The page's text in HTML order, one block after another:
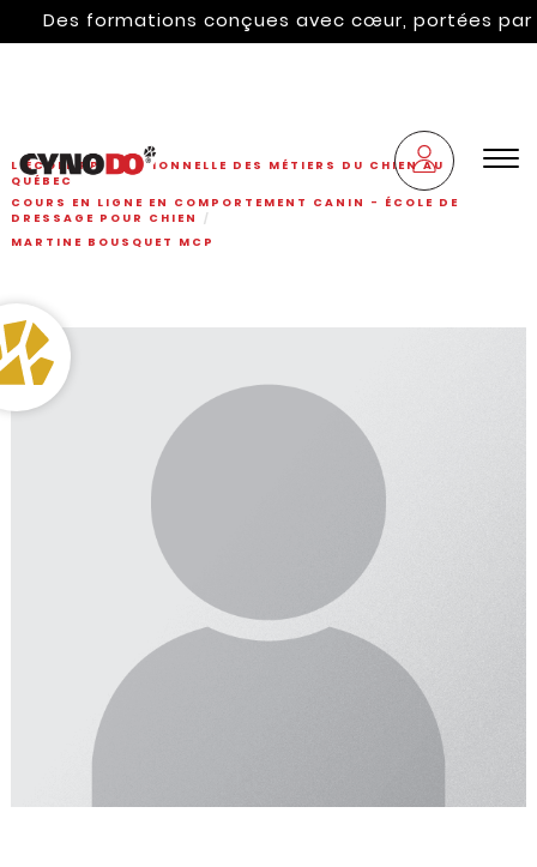
Des formations conçues avec cœur, portées par
L'ÉCOLE PROFESSIONNELLE DES MÉTIERS DU CHIEN AU
QUÉBEC
COURS EN LIGNE EN COMPORTEMENT CANIN - ÉCOLE DE
DRESSAGE POUR CHIEN
MARTINE BOUSQUET MCP